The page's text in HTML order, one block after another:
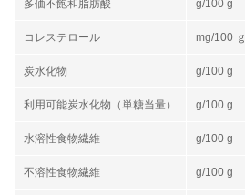
多価不飽和脂肪酸 g/100 g
コレステロール mg/100 ｇ
炭水化物 g/100 g
利用可能炭水化物（単糖当量） g/100 g
水溶性食物繊維 g/100 g
不溶性食物繊維 g/100 g